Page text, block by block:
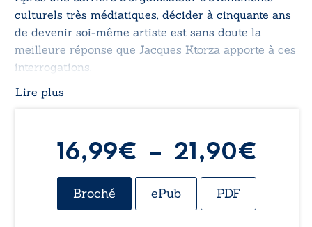
culturels très médiatiques, décider à cinquante ans
de devenir soi-même artiste est sans doute la
meilleure réponse que Jacques Ktorza apporte à ces
interrogations.
Lire plus
16,99€ – 21,90€
de
Broché ePub PDF